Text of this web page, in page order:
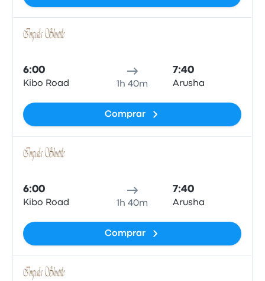
6:00
Kibo Road 1h 40m
7:40
Arusha
Comprar
6:00
Kibo Road 1h 40m
7:40
Arusha
Comprar